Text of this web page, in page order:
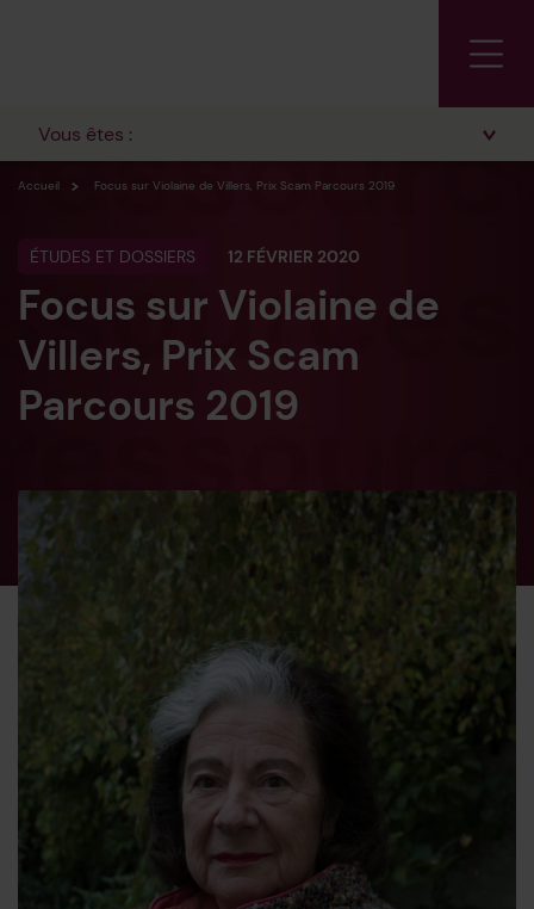
Vous êtes :
Accueil Focus sur Violaine de Villers, Prix Scam Parcours 2019
ÉTUDES ET DOSSIERS 12 FÉVRIER 2020
Focus sur Violaine de
Villers, Prix Scam
Parcours 2019